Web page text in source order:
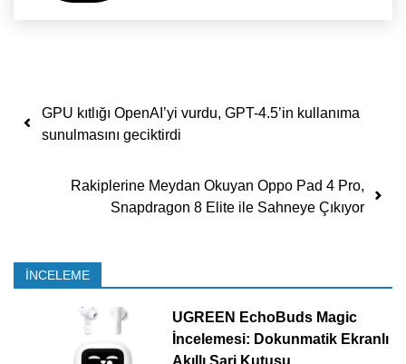
Yazı dolaşımı
GPU kıtlığı OpenAI’yi vurdu, GPT-4.5’in kullanıma
sunulmasını geciktirdi
Rakiplerine Meydan Okuyan Oppo Pad 4 Pro,
Snapdragon 8 Elite ile Sahneye Çıkıyor
İNCELEME
UGREEN EchoBuds Magic
İncelemesi: Dokunmatik Ekranlı
Akıllı Şarj Kutusu